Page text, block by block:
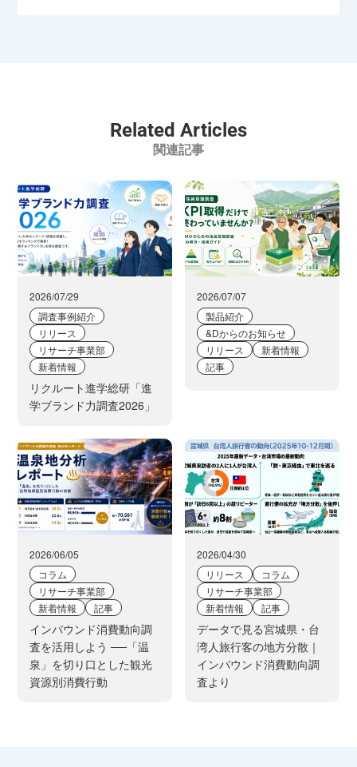
Related Articles
関連記事
2026/07/29
調査事例紹介
リリース
リサーチ事業部
新着情報
リクルート進学総研「進
学ブランド力調査2026」
2026/07/07
製品紹介
&Dからのお知らせ
リリース
新着情報
記事
2026/06/05
コラム
リサーチ事業部
新着情報
記事
インバウンド消費動向調
査を活用しよう ──「温
泉」を切り口とした観光
資源別消費行動
2026/04/30
リリース
コラム
リサーチ事業部
新着情報
記事
データで見る宮城県・台
湾人旅行客の地方分散｜
インバウンド消費動向調
査より